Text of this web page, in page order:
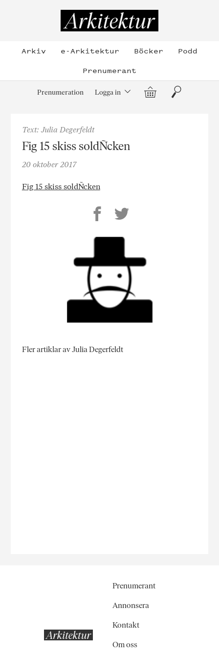
Arkiv e-Arkitektur Böcker
Podd
Prenumerant
Prenumeration Logga in Varukorg
Sök
Text: Julia Degerfeldt
Fig 15 skiss soldÑcken
20 oktober 2017
Fig 15 skiss soldÑcken
Fler artiklar av Julia Degerfeldt
Prenumerant
Annonsera
Kontakt
Om oss